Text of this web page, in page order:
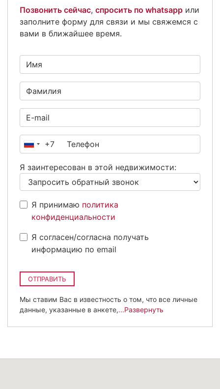
Позвонить сейчас, спросить по whatsapp или
заполните форму для связи и мы свяжемся с
вами в ближайшее время.
Россия
+7
Я заинтересован в этой недвижимости:
Я принимаю политика
конфиденциальности
Я согласен/согласна получать
информацию по email
ОТПРАВИТЬ
Мы ставим Вас в известность о том, что все личные
данные, указанные в анкете,...Развернуть